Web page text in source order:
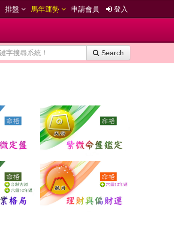
排盤 馬年運勢 申請會員 登入
Search